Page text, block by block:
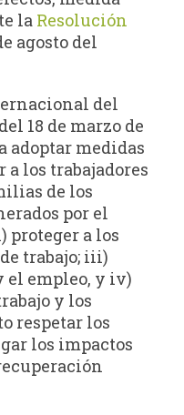
la Resolución
agosto del
del
18 de marzo de
adoptar medidas
a los trabajadores
de los
por el
proteger a los
trabajo; iii)
el empleo, y iv)
y los
respetar los
los impactos